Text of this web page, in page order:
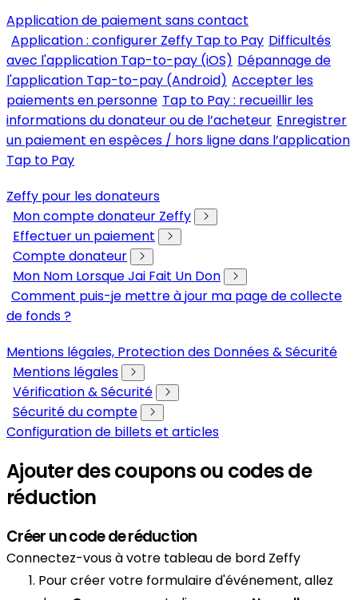
Application de paiement sans contact
Application : configurer Zeffy Tap to Pay Difficultés
avec l'application Tap-to-pay (iOS) Dépannage de
l'application Tap-to-pay (Android) Accepter les
paiements en personne Tap to Pay : recueillir les
informations du donateur ou de l’acheteur Enregistrer
un paiement en espèces / hors ligne dans l’application
Tap to Pay
Zeffy pour les donateurs
Mon compte donateur Zeffy
Effectuer un paiement
Compte donateur
Mon Nom Lorsque Jai Fait Un Don
Comment puis-je mettre à jour ma page de collecte
de fonds ?
Mentions légales, Protection des Données & Sécurité
Mentions légales
Vérification & Sécurité
Sécurité du compte
Configuration de billets et articles
Ajouter des coupons ou codes de
réduction
Créer un code de réduction
Connectez-vous à votre tableau de bord Zeffy
Pour créer votre formulaire d'événement, allez